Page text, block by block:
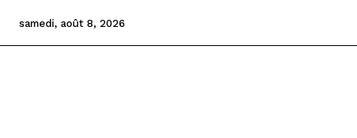
samedi, août 8, 2026